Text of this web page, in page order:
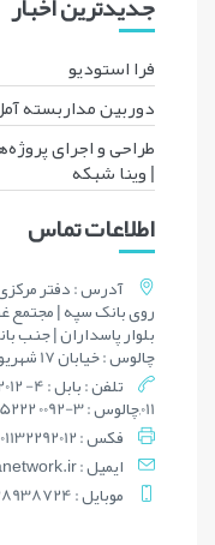
فرا استودیو
دوربین مداربسته
طراحی و اجرای
| وینا شبکه
اطلاعات تماس
آدرس : دفتر
بلوار پاسداران | جنب
چالوس : خیابان 17 شهریور | بریدگی خزر | نبش بوستان 4
011,چالوس : 3-0092 5222 - 011
فکس : 01132292012
ايميل : info@vinanetwork.ir
موبايل : 09128938724, فروش : 09112292012